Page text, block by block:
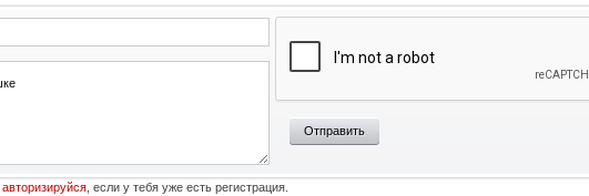
Отправить
авторизируйся, если у тебя уже есть регистрация.